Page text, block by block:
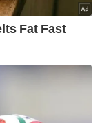
kita kenal
lagi
beliau